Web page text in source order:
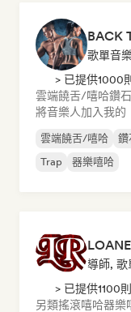
歌單音
> 已提供1000
雲端饒舌/嘻哈鑽
將音樂人加入我的
雲端饒舌/嘻哈 鑽
Trap
器樂嘻哈
導師, 歌
> 已提供1100
另類搖滾嘻哈器樂